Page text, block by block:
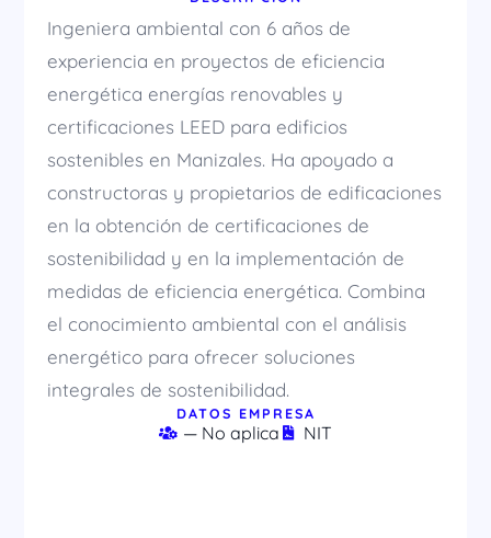
Ingeniera ambiental con 6 años de
experiencia en proyectos de eficiencia
energética energías renovables y
certificaciones LEED para edificios
sostenibles en Manizales. Ha apoyado a
constructoras y propietarios de edificaciones
en la obtención de certificaciones de
sostenibilidad y en la implementación de
medidas de eficiencia energética. Combina
el conocimiento ambiental con el análisis
energético para ofrecer soluciones
integrales de sostenibilidad.
DATOS EMPRESA
— No aplica NIT